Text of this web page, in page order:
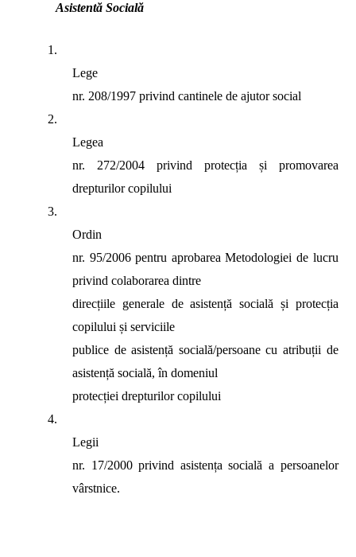
Asistentă Socială
1.
Lege
nr. 208/1997 privind cantinele de ajutor social
2.
Legea
nr. 272/2004 privind protecția și promovarea
drepturilor copilului
3.
Ordin
nr. 95/2006 pentru aprobarea Metodologiei de lucru
privind colaborarea dintre
direcțiile generale de asistență socială și protecția
copilului și serviciile
publice de asistență socială/persoane cu atribuții de
asistență socială, în domeniul
protecției drepturilor copilului
4.
Legii
nr. 17/2000 privind asistența socială a persoanelor
vârstnice.